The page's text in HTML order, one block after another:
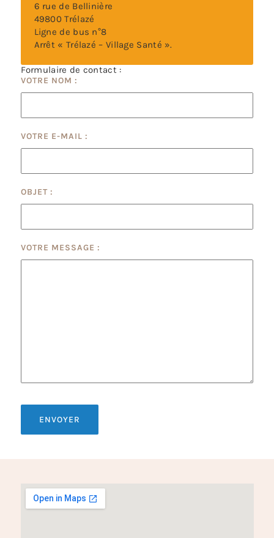
6 rue de Bellinière
49800 Trélazé
Ligne de bus n°8
Arrêt « Trélazé – Village Santé ».
Formulaire de contact :
VOTRE NOM :
VOTRE E-MAIL :
OBJET :
VOTRE MESSAGE :